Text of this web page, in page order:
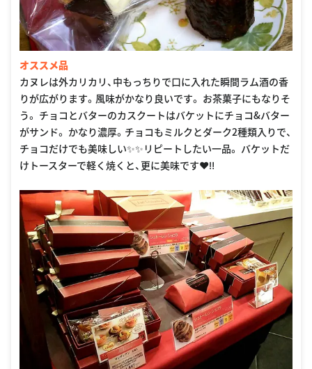
オススメ品
カヌレは外カリカリ、中もっちりで口に入れた瞬間ラム酒の香
りが広がります。風味がかなり良いです。 お茶菓子にもなりそ
う。 チョコとバターのカスクートはバケットにチョコ&バター
がサンド。 かなり濃厚。チョコもミルクとダーク2種類入りで、
チョコだけでも美味しい✨✨リピートしたい一品。 バケットだ
けトースターで軽く焼くと、更に美味です♥‼